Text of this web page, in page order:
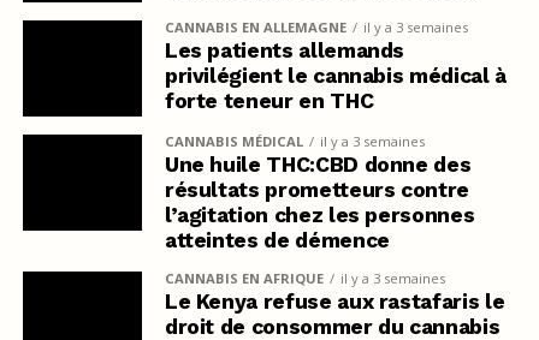
CANNABIS EN ALLEMAGNE il y a 3 semaines
Les patients allemands
privilégient le cannabis médical à
forte teneur en THC
CANNABIS MÉDICAL il y a 3 semaines
Une huile THC:CBD donne des
résultats prometteurs contre
l’agitation chez les personnes
atteintes de démence
CANNABIS EN AFRIQUE il y a 3 semaines
Le Kenya refuse aux rastafaris le
droit de consommer du cannabis